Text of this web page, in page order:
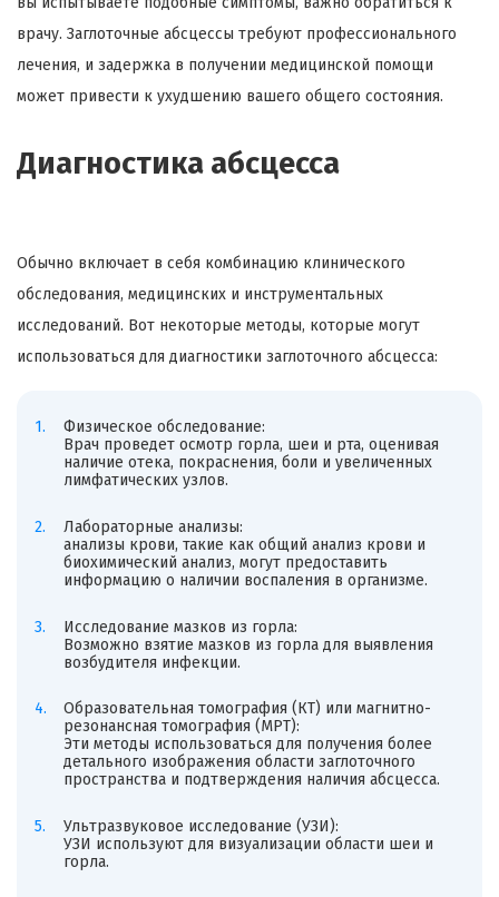
врачу. Заглоточные абсцессы требуют профессионального
лечения, и задержка в получении медицинской помощи
может привести к ухудшению вашего общего состояния.
Диагностика абсцесса
Обычно включает в себя комбинацию клинического
обследования, медицинских и инструментальных
исследований. Вот некоторые методы, которые могут
использоваться для диагностики заглоточного абсцесса:
Физическое обследование:
Врач проведет осмотр горла, шеи и рта, оценивая
наличие отека, покраснения, боли и увеличенных
лимфатических узлов.
Лабораторные анализы:
анализы крови, такие как общий анализ крови и
биохимический анализ, могут предоставить
информацию о наличии воспаления в организме.
Исследование мазков из горла:
Возможно взятие мазков из горла для выявления
возбудителя инфекции.
Образовательная томография (КТ) или магнитно-
резонансная томография (МРТ):
Эти методы использоваться для получения более
детального изображения области заглоточного
пространства и подтверждения наличия абсцесса.
Ультразвуковое исследование (УЗИ):
УЗИ используют для визуализации области шеи и
горла.